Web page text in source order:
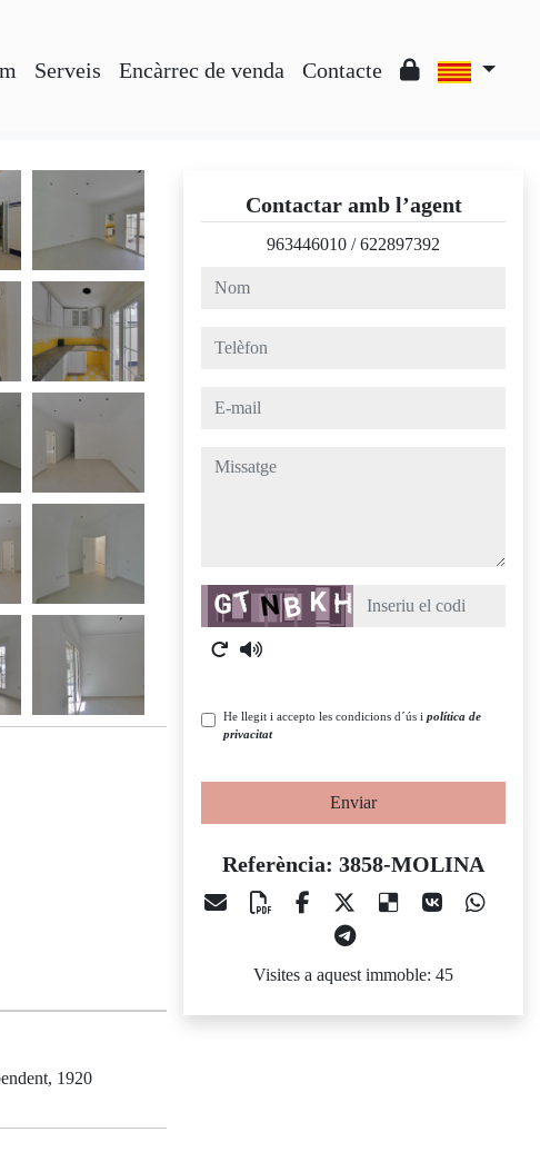
Serveis Encàrrec de venda Contacte
1920
Contactar amb l’agent
963446010 /622897392
nom
telèfon
e-mail
missatge
Captcha
He llegit i accepto les condicions d´ús i política de
privacitat
Enviar
Referència: 3858-MOLINA
Visites a aquest immoble: 45